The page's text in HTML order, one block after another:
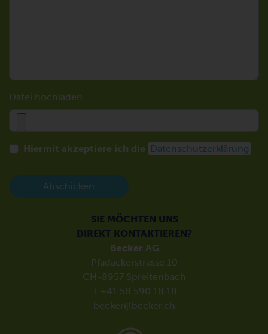
Datei hochladen
Hiermit akzeptiere ich die Datenschutzerklärung
Abschicken
SIE MÖCHTEN UNS
DIREKT KONTAKTIEREN?
Becker AG
Pfadackerstrasse 10
CH-8957 Spreitenbach
T +41 58 590 18 18
becker@becker.ch